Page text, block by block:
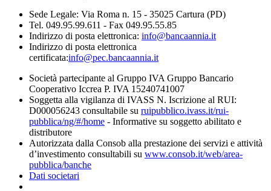
Sede Legale: Via Roma n. 15 - 35025 Cartura (PD)
Tel. 049.95.99.611 - Fax 049.95.55.85
Indirizzo di posta elettronica: info@bancaannia.it
Indirizzo di posta elettronica
certificata:info@pec.bancaannia.it
Società partecipante al Gruppo IVA Gruppo Bancario
Cooperativo Iccrea P. IVA 15240741007
Soggetta alla vigilanza di IVASS N. Iscrizione al RUI:
D000056243 consultabile su ruipubblico.ivass.it/rui-
pubblica/ng/#/home - Informative su soggetto abilitato e
distributore
Autorizzata dalla Consob alla prestazione dei servizi e attività
d’investimento consultabili su www.consob.it/web/area-
pubblica/banche
Dati societari